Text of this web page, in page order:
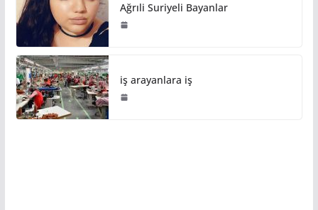
Ağrıli Suriyeli Bayanlar
iş arayanlara iş